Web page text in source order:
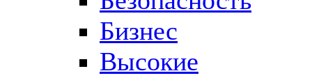
Бизнес
Высокие